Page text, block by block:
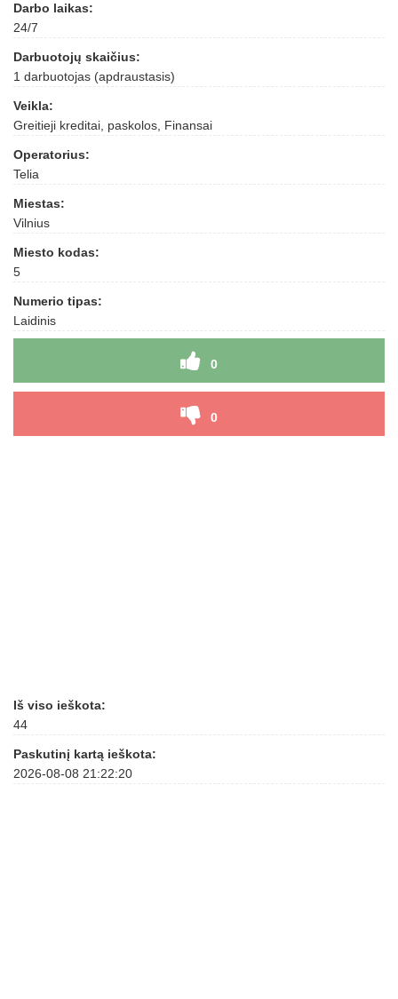
Darbo laikas:
24/7
Darbuotojų skaičius:
1 darbuotojas (apdraustasis)
Veikla:
Greitieji kreditai, paskolos, Finansai
Operatorius:
Telia
Miestas:
Vilnius
Miesto kodas:
5
Numerio tipas:
Laidinis
0
0
Iš viso ieškota:
44
Paskutinį kartą ieškota:
2026-08-08 21:22:20